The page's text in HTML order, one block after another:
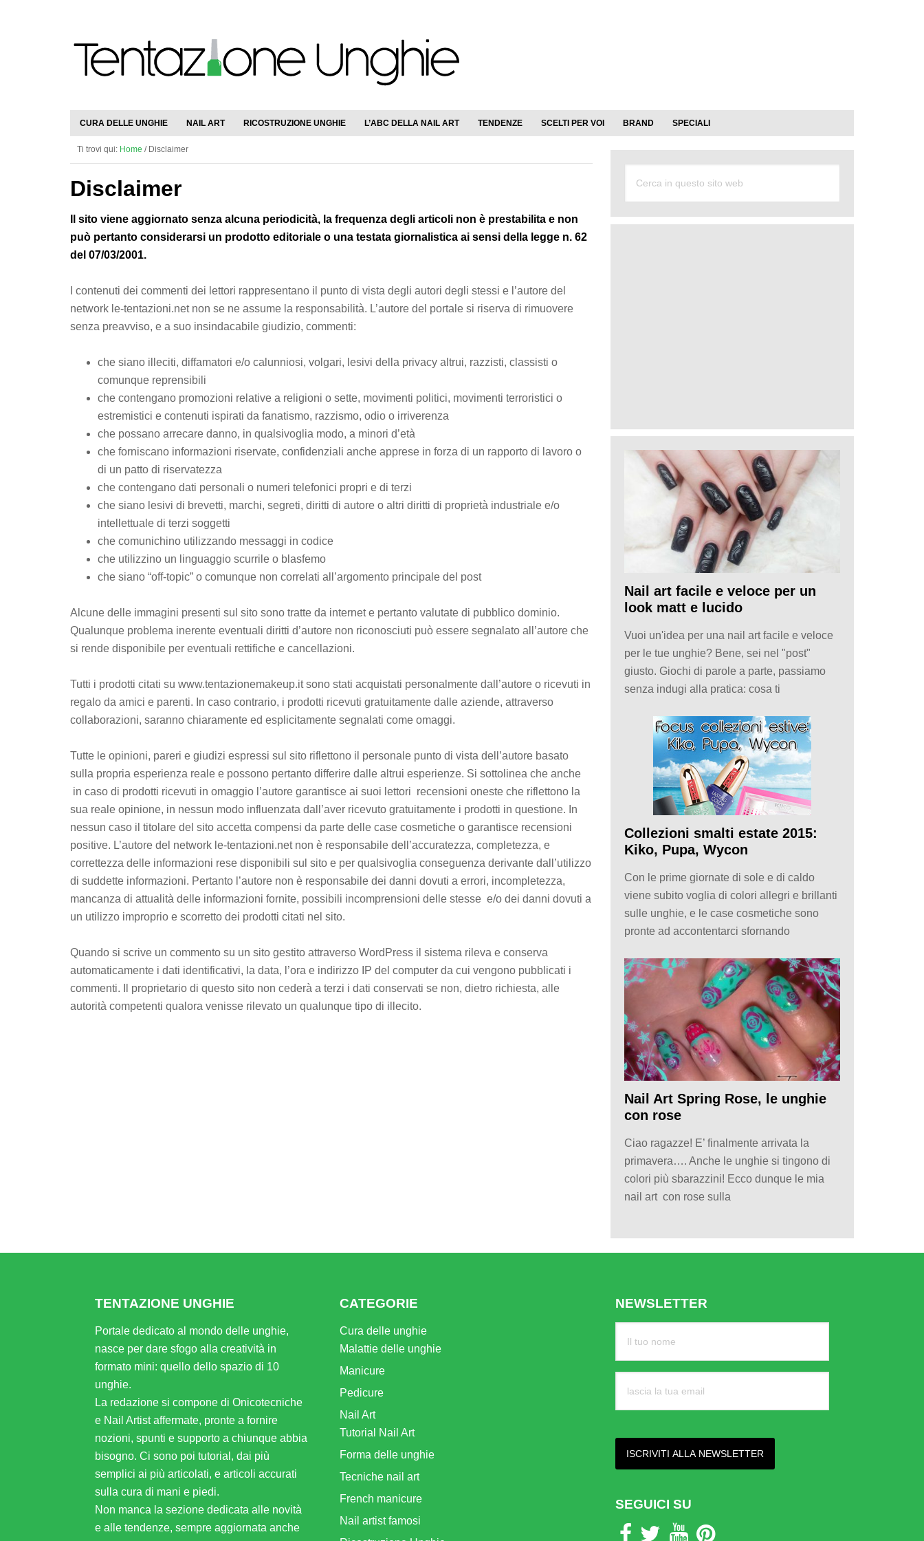
CURA DELLE UNGHIE NAIL ART RICOSTRUZIONE UNGHIE L’ABC DELLA NAIL ART TENDENZE SCELTI PER VOI BRAND SPECIALI
Ti trovi qui: Home /Disclaimer
Disclaimer
Il sito viene aggiornato senza alcuna periodicità, la frequenza degli articoli non è prestabilita e non
può pertanto considerarsi un prodotto editoriale o una testata giornalistica ai sensi della legge n. 62
del 07/03/2001.
I contenuti dei commenti dei lettori rappresentano il punto di vista degli autori degli stessi e l’autore del
network le-tentazioni.net non se ne assume la responsabilità. L’autore del portale si riserva di rimuovere
senza preavviso, e a suo insindacabile giudizio, commenti:
che siano illeciti, diffamatori e/o calunniosi, volgari, lesivi della privacy altrui, razzisti, classisti o
comunque reprensibili
che contengano promozioni relative a religioni o sette, movimenti politici, movimenti terroristici o
estremistici e contenuti ispirati da fanatismo, razzismo, odio o irriverenza
che possano arrecare danno, in qualsivoglia modo, a minori d’età
che forniscano informazioni riservate, confidenziali anche apprese in forza di un rapporto di lavoro o
di un patto di riservatezza
che contengano dati personali o numeri telefonici propri e di terzi
che siano lesivi di brevetti, marchi, segreti, diritti di autore o altri diritti di proprietà industriale e/o
intellettuale di terzi soggetti
che comunichino utilizzando messaggi in codice
che utilizzino un linguaggio scurrile o blasfemo
che siano “off-topic” o comunque non correlati all’argomento principale del post
Alcune delle immagini presenti sul sito sono tratte da internet e pertanto valutate di pubblico dominio.
Qualunque problema inerente eventuali diritti d’autore non riconosciuti può essere segnalato all’autore che
si rende disponibile per eventuali rettifiche e cancellazioni.
Tutti i prodotti citati su www.tentazionemakeup.it sono stati acquistati personalmente dall’autore o ricevuti in
regalo da amici e parenti. In caso contrario, i prodotti ricevuti gratuitamente dalle aziende, attraverso
collaborazioni, saranno chiaramente ed esplicitamente segnalati come omaggi.
Tutte le opinioni, pareri e giudizi espressi sul sito riflettono il personale punto di vista dell’autore basato
sulla propria esperienza reale e possono pertanto differire dalle altrui esperienze. Si sottolinea che anche
in caso di prodotti ricevuti in omaggio l’autore garantisce ai suoi lettori recensioni oneste che riflettono la
sua reale opinione, in nessun modo influenzata dall’aver ricevuto gratuitamente i prodotti in questione. In
nessun caso il titolare del sito accetta compensi da parte delle case cosmetiche o garantisce recensioni
positive. L’autore del network le-tentazioni.net non è responsabile dell’accuratezza, completezza, e
correttezza delle informazioni rese disponibili sul sito e per qualsivoglia conseguenza derivante dall’utilizzo
di suddette informazioni. Pertanto l’autore non è responsabile dei danni dovuti a errori, incompletezza,
mancanza di attualità delle informazioni fornite, possibili incomprensioni delle stesse e/o dei danni dovuti a
un utilizzo improprio e scorretto dei prodotti citati nel sito.
Quando si scrive un commento su un sito gestito attraverso WordPress il sistema rileva e conserva
automaticamente i dati identificativi, la data, l’ora e indirizzo IP del computer da cui vengono pubblicati i
commenti. Il proprietario di questo sito non cederà a terzi i dati conservati se non, dietro richiesta, alle
autorità competenti qualora venisse rilevato un qualunque tipo di illecito.
Nail art facile e veloce per un
look matt e lucido
Vuoi un'idea per una nail art facile e veloce
per le tue unghie? Bene, sei nel "post"
giusto. Giochi di parole a parte, passiamo
senza indugi alla pratica: cosa ti
Collezioni smalti estate 2015:
Kiko, Pupa, Wycon
Con le prime giornate di sole e di caldo
viene subito voglia di colori allegri e brillanti
sulle unghie, e le case cosmetiche sono
pronte ad accontentarci sfornando
Nail Art Spring Rose, le unghie
con rose
Ciao ragazze! E’ finalmente arrivata la
primavera…. Anche le unghie si tingono di
colori più sbarazzini! Ecco dunque le mia
nail art con rose sulla
TENTAZIONE UNGHIE
Portale dedicato al mondo delle unghie,
nasce per dare sfogo alla creatività in
formato mini: quello dello spazio di 10
unghie.
La redazione si compone di Onicotecniche
e Nail Artist affermate, pronte a fornire
nozioni, spunti e supporto a chiunque abbia
bisogno. Ci sono poi tutorial, dai più
semplici ai più articolati, e articoli accurati
sulla cura di mani e piedi.
Non manca la sezione dedicata alle novità
e alle tendenze, sempre aggiornata anche
CATEGORIE
Cura delle unghie
Malattie delle unghie
Manicure
Pedicure
Nail Art
Tutorial Nail Art
Forma delle unghie
Tecniche nail art
French manicure
Nail artist famosi
NEWSLETTER
SEGUICI SU